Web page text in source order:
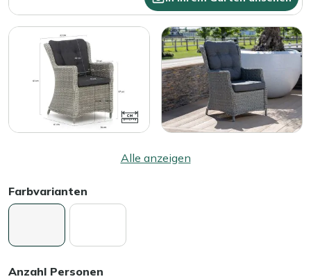
Alle anzeigen
Farbvarianten
Anzahl Personen